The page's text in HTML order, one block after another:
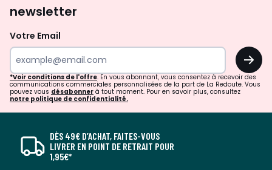
newsletter
Votre Email
OK
*Voir conditions de l'offre. En vous abonnant, vous consentez à recevoir des
communications commerciales personnalisées de la part de La Redoute. Vous
pouvez vous désabonner à tout moment. Pour en savoir plus, consultez
notre politique de confidentialité.
DÈS 49€ D’ACHAT, FAITES-VOUS
LIVRER EN POINT DE RETRAIT POUR
1,95€*